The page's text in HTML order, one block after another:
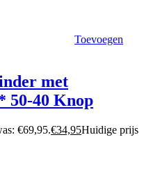
Toevoegen
met
50-40 Knop
€69,95.€34,95Huidige prijs